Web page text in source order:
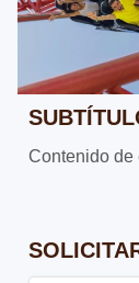
Contenido de